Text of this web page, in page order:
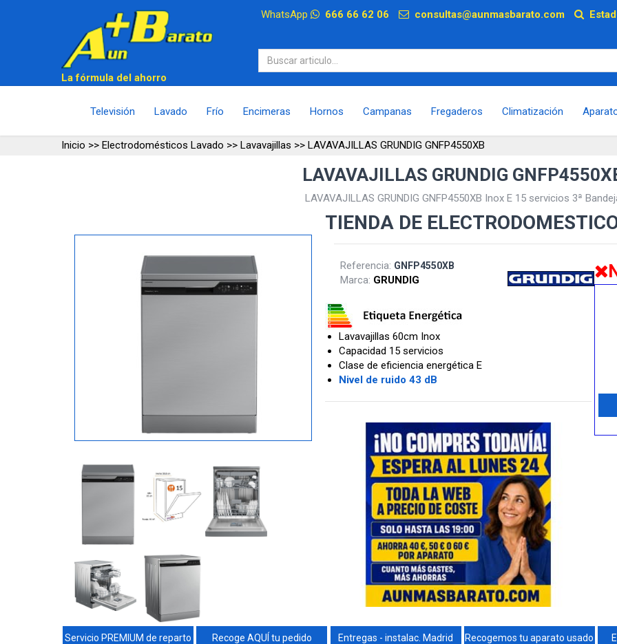
WhatsApp 666 66 62 06 consultas@aunmasbarato.com
La fórmula del ahorro
Televisión Lavado Frío Encimeras Hornos Campanas Fregaderos Climatización
Inicio >> Electrodomésticos Lavado >> Lavavajillas >> LAVAVAJILLAS GRUNDIG GNFP4550XB
LAVAVAJILLAS GRUNDIG
LAVAVAJILLAS GRUNDIG GNFP4550XB Inox E 15 servicios 3ª
TIENDA DE
Referencia: GNFP4550XB
Marca: GRUNDIG
Lavavajillas 60cm Inox
Capacidad 15 servicios
Clase de eficiencia energética E
Nivel de ruido 43 dB
Servicio PREMIUM de reparto Recoge AQUÍ tu pedido Entregas - instalac. Madrid Recogemos tu aparato usado